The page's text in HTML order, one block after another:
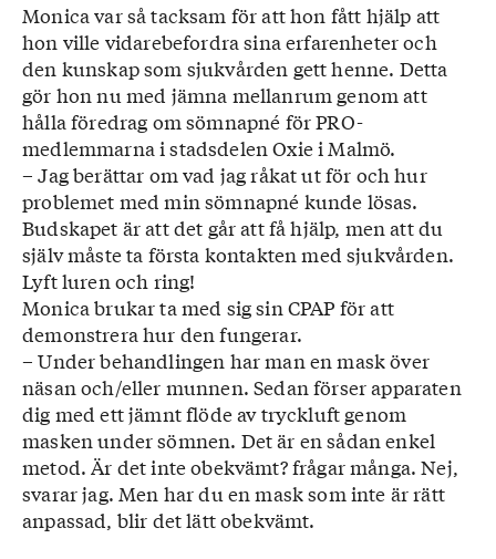
Behandlingar
Idag behandlas patienter med sömnapné
med antingen apnéskena eller
övertrycksandning med mask: CPAP-mask
(Continuous Positive Airway Pressure). Båda
hjälper till att hålla andningsvägarna öppna
under sömnen.
■ Apnéskena. Skenan håller kvar underkäken
i ett framskjutet läge, så att utrymmet bakom
tungan vidgas och mjukvävnaden och
musklerna i den övre luftvägen hålls i rätt
läge. Det minskar vibrationerna och gör att
luftvägen hålls öppen.
■ CPAP är en behandling med kontinuerligt
luftvägsövertryck som ordineras till många
patienter med måttligt till gravt
sömnapnésyndrom. Via en slang fäst på en
mask blåser den in luft genom näsan, eller
ibland genom både näsan och munnen. Detta
skapar ett övertryck i luftvägen och hindrar
Monica var så tacksam för att hon fått hjälp att
hon ville vidarebefordra sina erfarenheter och
den kunskap som sjukvården gett henne. Detta
gör hon nu med jämna mellanrum genom att
hålla föredrag om sömnapné för PRO-
medlemmarna i stadsdelen Oxie i Malmö.
– Jag berättar om vad jag råkat ut för och hur
problemet med min sömnapné kunde lösas.
Budskapet är att det går att få hjälp, men att du
själv måste ta första kontakten med sjukvården.
Lyft luren och ring!
Monica brukar ta med sig sin CPAP för att
demonstrera hur den fungerar.
– Under behandlingen har man en mask över
näsan och/eller munnen. Sedan förser apparaten
dig med ett jämnt flöde av tryckluft genom
masken under sömnen. Det är en sådan enkel
metod. Är det inte obekvämt? frågar många. Nej,
svarar jag. Men har du en mask som inte är rätt
anpassad, blir det lätt obekvämt.